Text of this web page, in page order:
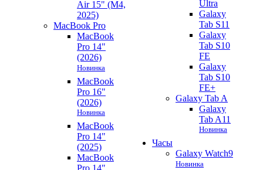
Air 15" (M4,
2025)
MacBook Pro
MacBook
Pro 14"
(2026)
Новинка
MacBook
Pro 16"
(2026)
Новинка
MacBook
Pro 14"
(2025)
MacBook
Pro 14"
Ultra
Galaxy
Tab S11
Galaxy
Tab S10
FE
Galaxy
Tab S10
FE+
Galaxy Tab A
Galaxy
Tab A11
Новинка
Часы
Galaxy Watch9
Новинка